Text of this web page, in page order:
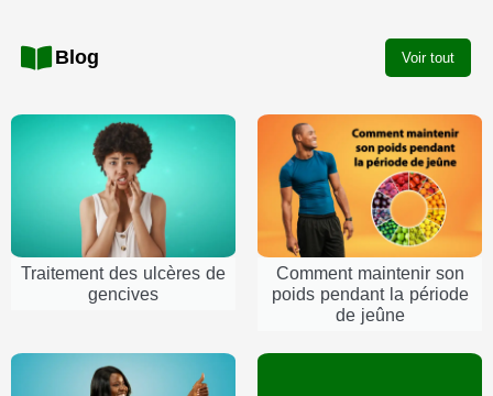
Blog Voir tout
Traitement des ulcères de
gencives
Comment maintenir son
poids pendant la période
de jeûne